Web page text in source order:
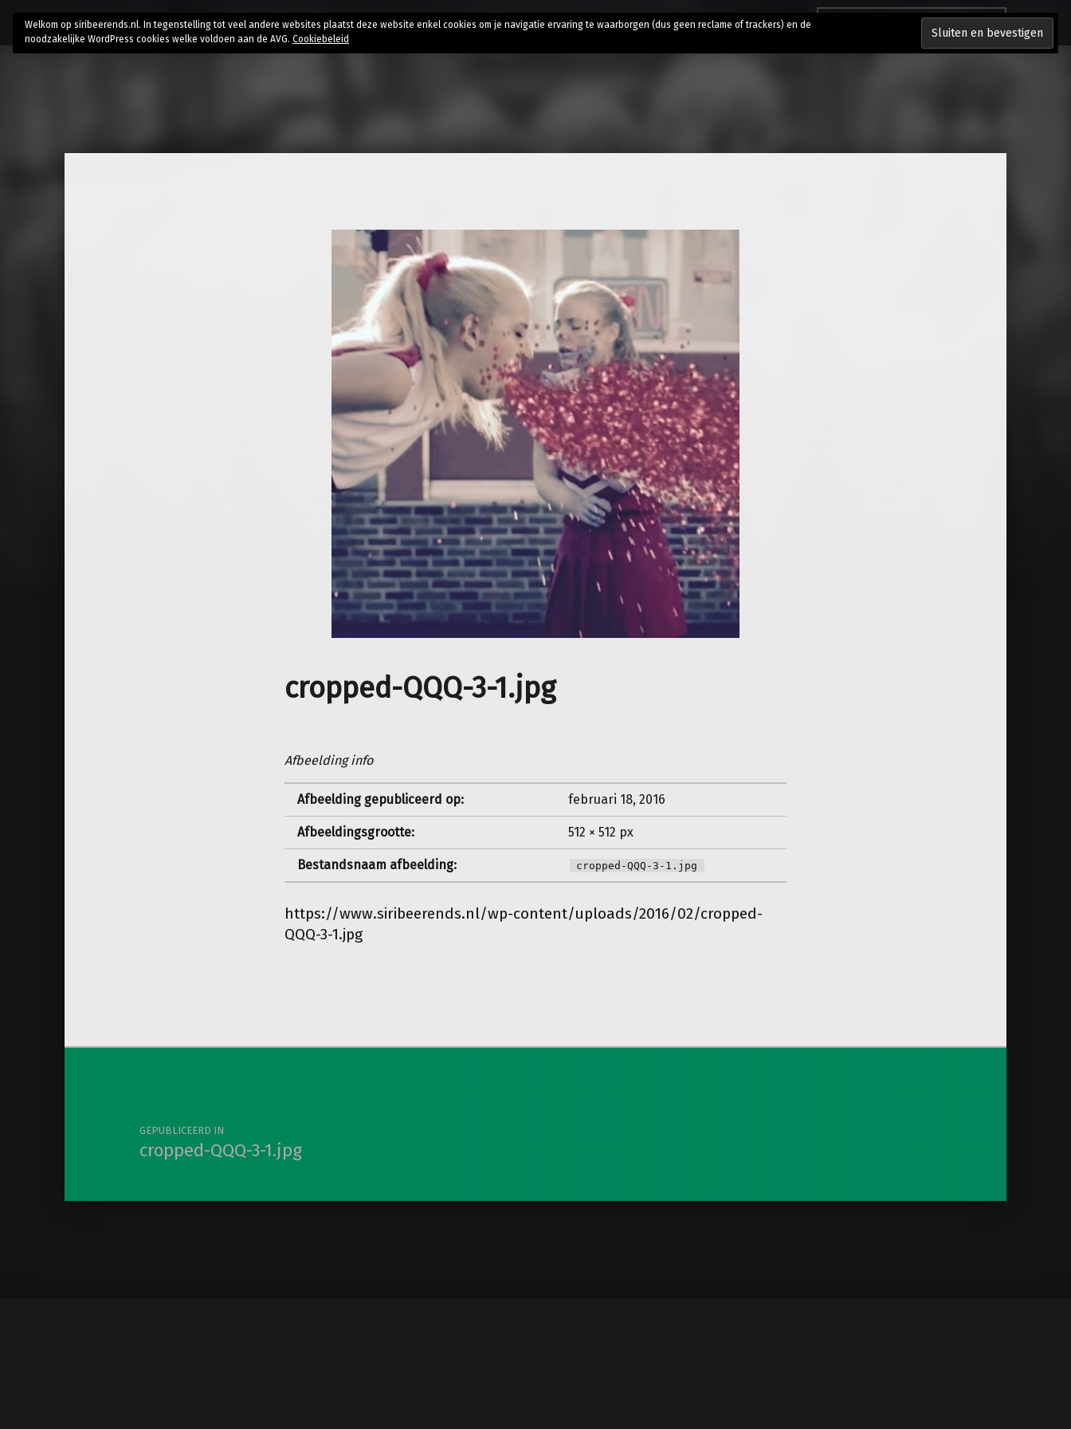
Zoeken naar:
Home
Bio Research AI // Authenticity Contact
cropped-QQQ-3-1.jpg
Afbeelding info
Afbeelding gepubliceerd op: februari 18, 2016
Afbeeldingsgrootte: 512 × 512 px
Bestandsnaam afbeelding: cropped-QQQ-3-1.jpg
https://www.siribeerends.nl/wp-content/uploads/2016/02/cropped-
QQQ-3-1.jpg
Berichtnavigatie
GEPUBLICEERD IN
cropped-QQQ-3-1.jpg
Welkom op siribeerends.nl. In tegenstelling tot veel andere websites plaatst deze website enkel cookies om je navigatie ervaring te waarborgen (dus geen reclame of trackers) en de
noodzakelijke WordPress cookies welke voldoen aan de AVG. Cookiebeleid